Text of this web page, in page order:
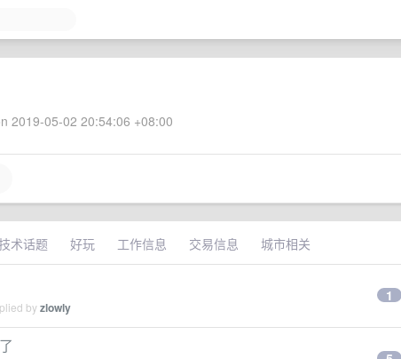
2019-05-02 20:54:06 +08:00
术话题 好玩 工作信息 交易信息 城市相关
byzlowly
1